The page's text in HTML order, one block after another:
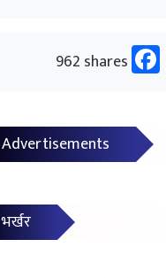
962 shares
Advertisements
भर्खर